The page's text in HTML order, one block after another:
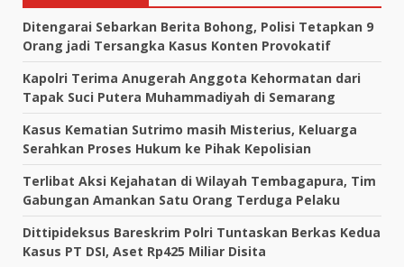
Ditengarai Sebarkan Berita Bohong, Polisi Tetapkan 9
Orang jadi Tersangka Kasus Konten Provokatif
Kapolri Terima Anugerah Anggota Kehormatan dari
Tapak Suci Putera Muhammadiyah di Semarang
Kasus Kematian Sutrimo masih Misterius, Keluarga
Serahkan Proses Hukum ke Pihak Kepolisian
Terlibat Aksi Kejahatan di Wilayah Tembagapura, Tim
Gabungan Amankan Satu Orang Terduga Pelaku
Dittipideksus Bareskrim Polri Tuntaskan Berkas Kedua
Kasus PT DSI, Aset Rp425 Miliar Disita